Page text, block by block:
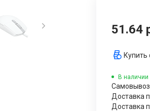
51.64
В наличии
Самовывоз
Доставка
Доставка